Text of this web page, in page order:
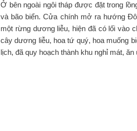
Ở bên ngoài ngôi tháp được đặt trong
và bão biển. Cửa chính mở ra hướng
một rừng dương liễu, hiện đã có lối vào
cây dương liễu, hoa tứ quý, hoa muống
lịch, đã quy hoạch thành khu nghỉ mát, ăn